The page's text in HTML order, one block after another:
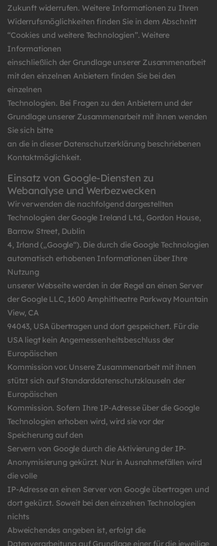
Zukunft widerrufen. Weitere Informationen zu Ihren
Widerrufsmöglichkeiten finden Sie in dem Abschnitt
“Cookies und weitere Technologien”. Weitere
Informationen
einschließlich der Grundlage unserer Zusammenarbeit
mit den einzelnen Anbietern finden Sie bei den
einzelnen
Technologien. Bei Fragen zu den Anbietern und der
Grundlage unserer Zusammenarbeit mit ihnen wenden
Sie sich bitte
an die in dieser Datenschutzerklärung beschriebenen
Kontaktmöglichkeit.
Einsatz von Google-Diensten zu
Webanalyse und Werbezwecken
Wir verwenden die nachfolgend dargestellten
Technologien der Google Ireland Ltd., Gordon House,
Barrow Street, Dublin
4, Irland („Google“). Die durch die Google Technologien
automatisch erhobenen Informationen über Ihre
Nutzung
unserer Webseite werden in der Regel an einen Server
der Google LLC, 1600 Amphitheatre Parkway Mountain
View, CA
94043, USA übertragen und dort gespeichert. Für die
USA liegt kein Angemessenheitsbeschluss der
Europäischen
Kommission vor. Unsere Zusammenarbeit mit ihnen
stützt sich auf Standarddatenschutzklauseln der
Europäischen
Kommission. Sofern Ihre IP-Adresse über die Google
Technologien erhoben wird, wird sie vor der
Speicherung auf den
Servern von Google durch die Aktivierung der IP-
Anonymisierung gekürzt. Nur in Ausnahmefällen wird
die volle
IP-Adresse an einen Server von Google übertragen und
dort gekürzt. Soweit bei den einzelnen Technologien
nichts
Abweichendes angeben ist, erfolgt die
Datenverarbeitung auf Grundlage einer für die jeweilige